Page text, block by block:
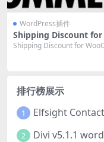
WordPress插件
Shipping Discount for
Commerce v5.4.2
ugins]
Shipping Discount for
排行榜展示
1 Elfsight
2